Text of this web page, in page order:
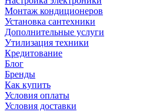
Монтаж кондиционеров
Установка сантехники
Дополнительные услуги
Утилизация техники
Кредитование
Блог
Бренды
Как купить
Условия оплаты
Условия доставки